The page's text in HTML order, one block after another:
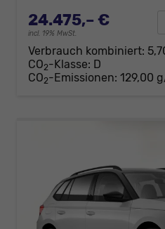
24.475,– €
incl. 19% MwSt.
Verbrauch kombiniert:
CO2-Klasse: D
CO2-Emissionen: 129,00